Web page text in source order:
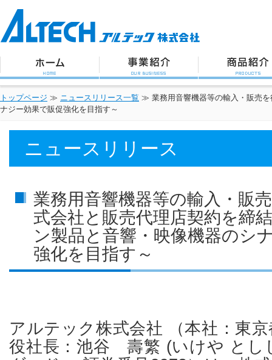
トップページ ≫ ニュースリリース一覧 ≫ 業務用音響機器等の輸入・販売
ナジー効果で販促強化を目指す～
ニュースリリース
業務用音響機器等の輸入・販
式会社と販売代理店契約を締
ン製品と音響・映像機器のシ
強化を目指す～
アルテック株式会社 （本社：東
役社長：池谷 壽繁 (いけや とし